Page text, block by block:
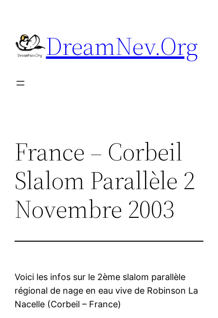
contenu
DreamNev.Org
France – Corbeil
Slalom Parallèle 2
Novembre 2003
Voici les infos sur le 2ème slalom parallèle
régional de nage en eau vive de Robinson La
Nacelle (Corbeil – France)